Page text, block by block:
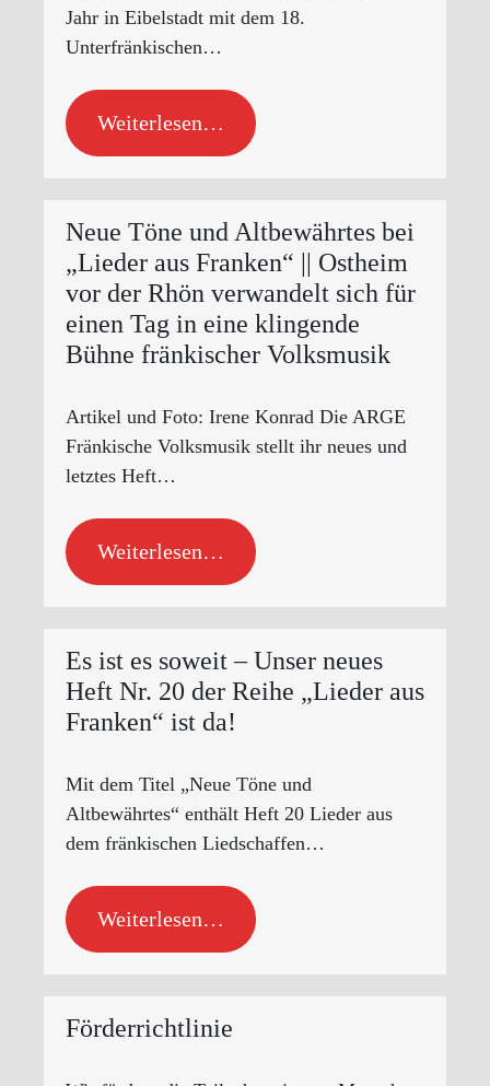
Jahr in Eibelstadt mit dem 18.
Unterfränkischen…
Weiterlesen…
Neue Töne und Altbewährtes bei
„Lieder aus Franken“ || Ostheim
vor der Rhön verwandelt sich für
einen Tag in eine klingende
Bühne fränkischer Volksmusik
Artikel und Foto: Irene Konrad Die ARGE
Fränkische Volksmusik stellt ihr neues und
letztes Heft…
Weiterlesen…
Es ist es soweit – Unser neues
Heft Nr. 20 der Reihe „Lieder aus
Franken“ ist da!
Mit dem Titel „Neue Töne und
Altbewährtes“ enthält Heft 20 Lieder aus
dem fränkischen Liedschaffen…
Weiterlesen…
Förderrichtlinie